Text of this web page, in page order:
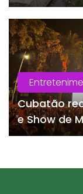
Cubatão
e Show de